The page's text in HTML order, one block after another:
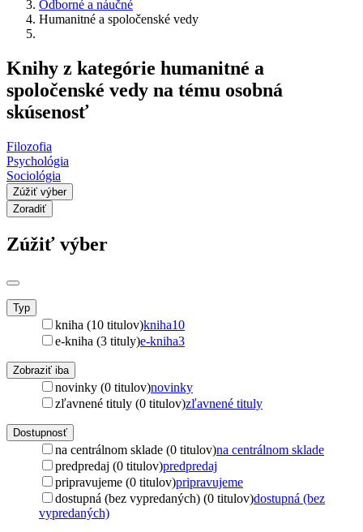
Odborné a náučné
Humanitné a spoločenské vedy
Knihy z kategórie humanitné a
spoločenské vedy na tému osobná
skúsenosť
Filozofia
Psychológia
Sociológia
Zúžiť výber
Zoradiť
Zúžiť výber
Typ
kniha (10 titulov)kniha10
e-kniha (3 tituly)e-kniha3
Zobraziť iba
novinky (0 titulov)novinky
zľavnené tituly (0 titulov)zľavnené tituly
Dostupnosť
na centrálnom sklade (0 titulov)na centrálnom sklade
predpredaj (0 titulov)predpredaj
pripravujeme (0 titulov)pripravujeme
dostupná (bez vypredaných) (0 titulov)dostupná (bez
vypredaných)